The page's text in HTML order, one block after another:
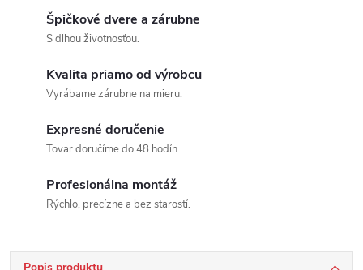
Špičkové dvere a zárubne
S dlhou životnosťou.
Kvalita priamo od výrobcu
Vyrábame zárubne na mieru.
Expresné doručenie
Tovar doručíme do 48 hodín.
Profesionálna montáž
Rýchlo, precízne a bez starostí.